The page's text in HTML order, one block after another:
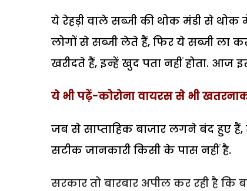
ये रेहड़ी वाले सब्जी की थोक मंडी से
लोगों से सब्जी लेते हैं, फिर ये सब्जी ला
खरीदते हैं, इन्हें खुद पता नहीं होता.
ये भी पढ़ें-कोरोना वायरस से भी
जब से साप्ताहिक बाजार लगने बंद हुए
सटीक जानकारी किसी के पास नहीं है.
सरकार तो बारबार अपील कर रही है कि